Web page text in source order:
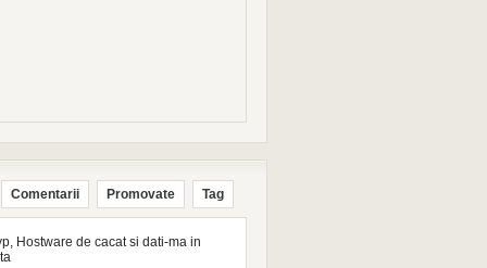
Comentarii Promovate Tag
Hostware de cacat si dati-ma in